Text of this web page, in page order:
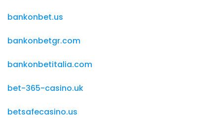
bankonbet.us
bankonbetgr.com
bankonbetitalia.com
bet-365-casino.uk
betsafecasino.us